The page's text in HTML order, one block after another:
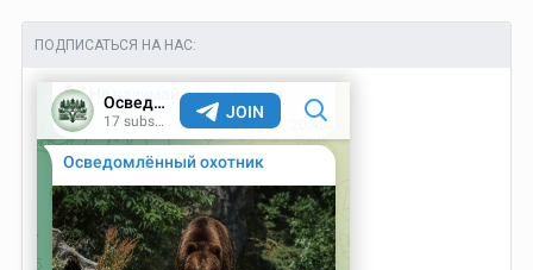
ПОДПИСАТЬСЯ НА НАС: